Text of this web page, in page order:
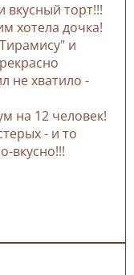
торт!!!
хотела дочка!
и
не хватило -
на 12 человек!
- и то
вкусно!!!